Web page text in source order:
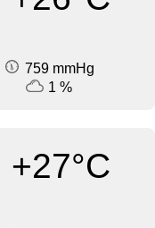
759 mmHg
1 %
+27°C